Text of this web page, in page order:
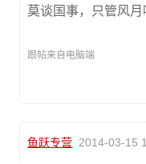
莫谈国事，只管风月
跟帖来自电脑端
鱼跃专营 2014-03-15